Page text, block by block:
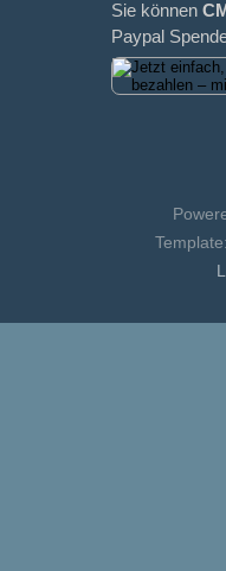
Sie können
Paypal
Template: